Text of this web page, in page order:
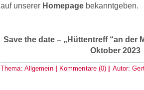
auf unserer Homepage bekanntgeben.
Save the date – „Hüttentreff “an der
Oktober 2023
Thema: Allgemein Kommentare (0) Autor: